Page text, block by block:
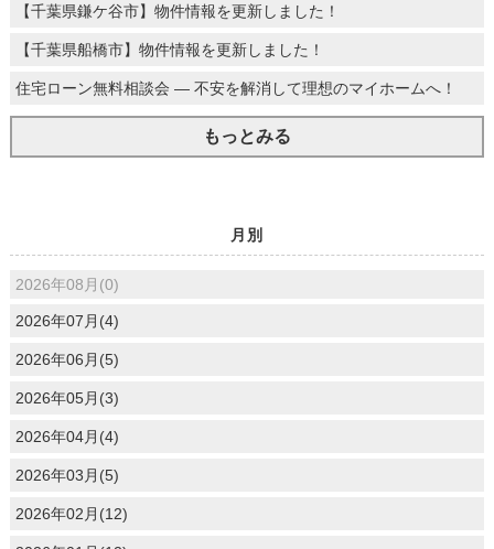
【千葉県鎌ケ谷市】物件情報を更新しました！
【千葉県船橋市】物件情報を更新しました！
住宅ローン無料相談会 ― 不安を解消して理想のマイホームへ！
もっとみる
月別
2026年08月(0)
2026年07月(4)
2026年06月(5)
2026年05月(3)
2026年04月(4)
2026年03月(5)
2026年02月(12)